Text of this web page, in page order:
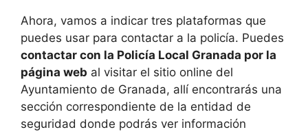
Ahora, vamos a indicar tres plataformas que
puedes usar para contactar a la policía. Puedes
contactar con la Policía Local Granada por la
página web al visitar el sitio online del
Ayuntamiento de Granada, allí encontrarás una
sección correspondiente de la entidad de
seguridad donde podrás ver información